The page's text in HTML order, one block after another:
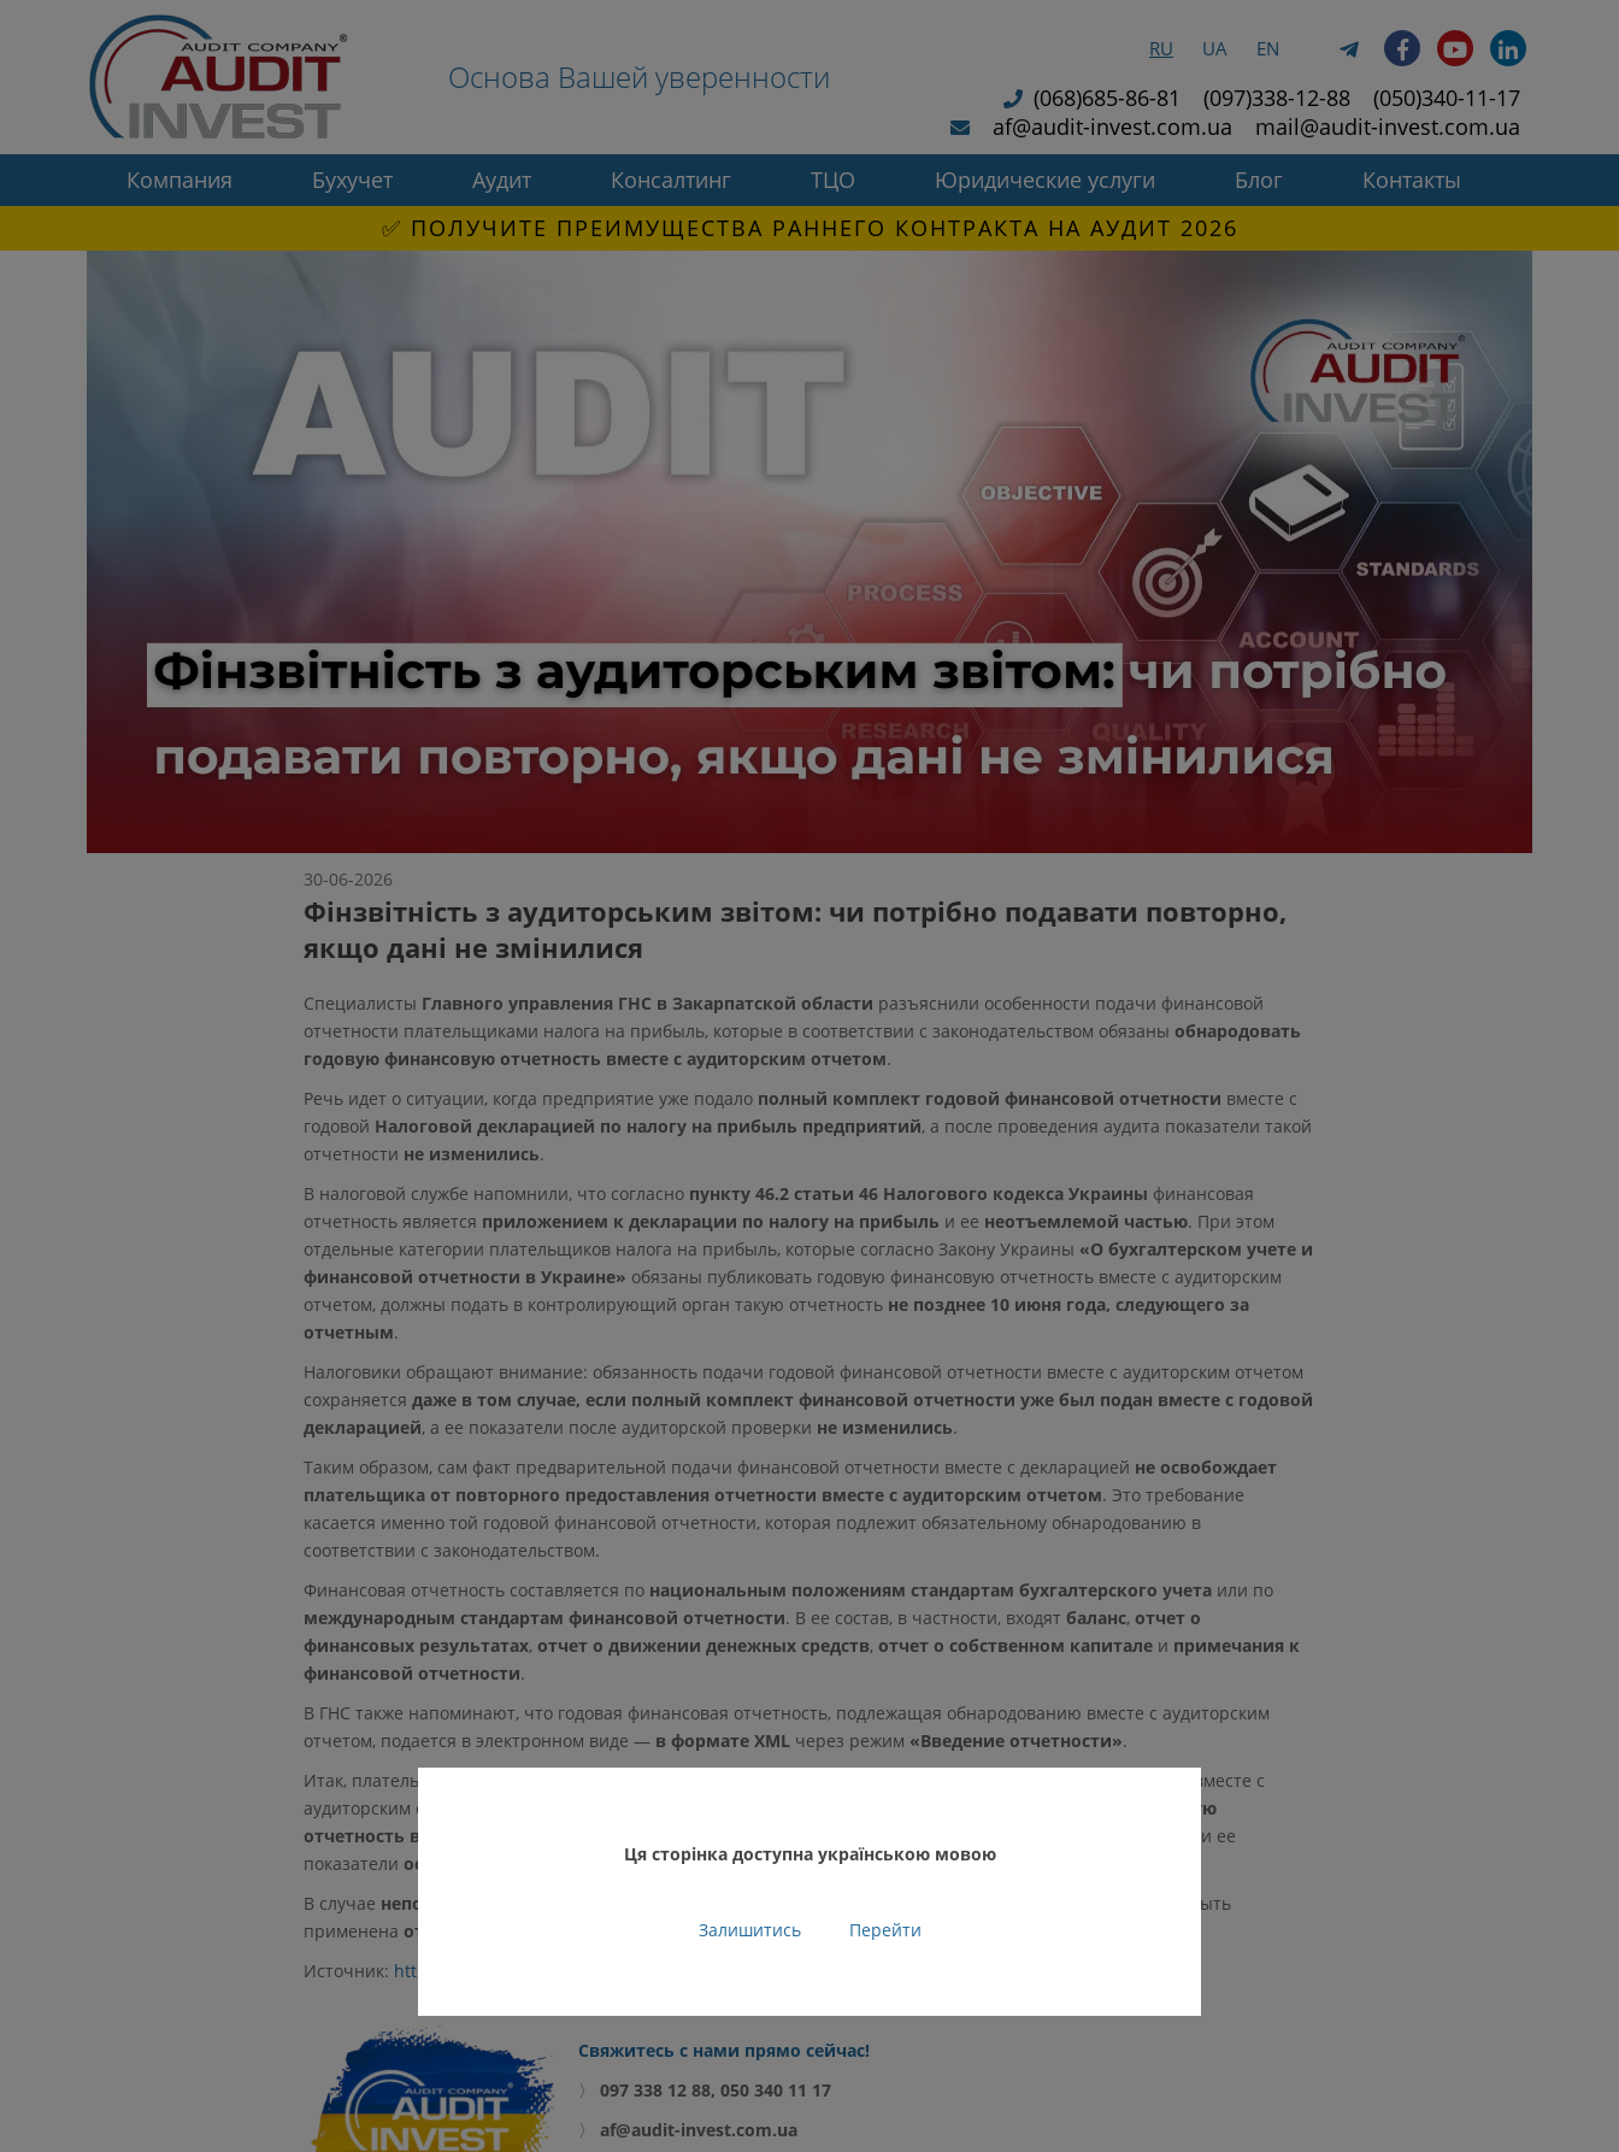
Основа Вашей уверенности
RU UA EN
(068)685-86-81 (097)338-12-88
(050)340-11-17
af@audit-invest.com.ua
mail@audit-invest.com.ua
Компания
Бухучет Аудит Консалтинг ТЦО Юридические услуги Блог
Контакты
✅ ПОЛУЧИТЕ ПРЕИМУЩЕСТВА РАННЕГО КОНТРАКТА НА АУДИТ 2026
30-06-2026
Фінзвітність з аудиторським звітом: чи потрібно подавати повторно,
якщо дані не змінилися
Специалисты Главного управления ГНС в Закарпатской области разъяснили особенности подачи финансовой
отчетности плательщиками налога на прибыль, которые в соответствии с законодательством обязаны обнародовать
годовую финансовую отчетность вместе с аудиторским отчетом.
Речь идет о ситуации, когда предприятие уже подало полный комплект годовой финансовой отчетности вместе с
годовой Налоговой декларацией по налогу на прибыль предприятий, а после проведения аудита показатели такой
отчетности не изменились.
В налоговой службе напомнили, что согласно пункту 46.2 статьи 46 Налогового кодекса Украины финансовая
отчетность является приложением к декларации по налогу на прибыль и ее неотъемлемой частью. При этом
отдельные категории плательщиков налога на прибыль, которые согласно Закону Украины «О бухгалтерском учете и
финансовой отчетности в Украине» обязаны публиковать годовую финансовую отчетность вместе с аудиторским
отчетом, должны подать в контролирующий орган такую отчетность не позднее 10 июня года, следующего за
отчетным.
Налоговики обращают внимание: обязанность подачи годовой финансовой отчетности вместе с аудиторским отчетом
сохраняется даже в том случае, если полный комплект финансовой отчетности уже был подан вместе с годовой
декларацией, а ее показатели после аудиторской проверки не изменились.
Таким образом, сам факт предварительной подачи финансовой отчетности вместе с декларацией не освобождает
плательщика от повторного предоставления отчетности вместе с аудиторским отчетом. Это требование
касается именно той годовой финансовой отчетности, которая подлежит обязательному обнародованию в
соответствии с законодательством.
Финансовая отчетность составляется по национальным положениям стандартам бухгалтерского учета или по
международным стандартам финансовой отчетности. В ее состав, в частности, входят баланс, отчет о
финансовых результатах, отчет о движении денежных средств, отчет о собственном капитале и примечания к
финансовой отчетности.
В ГНС также напоминают, что годовая финансовая отчетность, подлежащая обнародованию вместе с аудиторским
отчетом, подается в электронном виде — в формате XML через режим «Введение отчетности».
Итак, плательщики налога на прибыль, которые обязаны обнародовать годовую финансовую отчетность вместе с
аудиторским отчетом, должны
годовую финансовую
отчетность вместе с аудиторским отчетом
, даже если такая отчетность уже подавалась с декларацией и ее
показатели остались без изменений .
В случае неподачи или несвоевременной подачи
такой финансовой отчетности к плательщику может быть
применена ответственность, предусмотренная Налоговым кодексом Украины
Источник: https://ibuhgalter.net/news/28084
Свяжитесь с нами прямо сейчас!
〉
097 338 12 88, 050 340 11 17
〉
af@audit-invest.com.ua
Ця сторінка доступна українською мовою
Залишитись Перейти